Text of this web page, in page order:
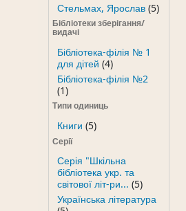
Стельмах, Ярослав(5)
Бібліотеки зберігання/
видачі
Бібліотека-філія № 1
для дітей (4)
Бібліотека-філія №2
(1)
Типи одиниць
Книги (5)
Серії
Серія "Шкільна
бібліотека укр. та
світової літ-ри... (5)
Українська література